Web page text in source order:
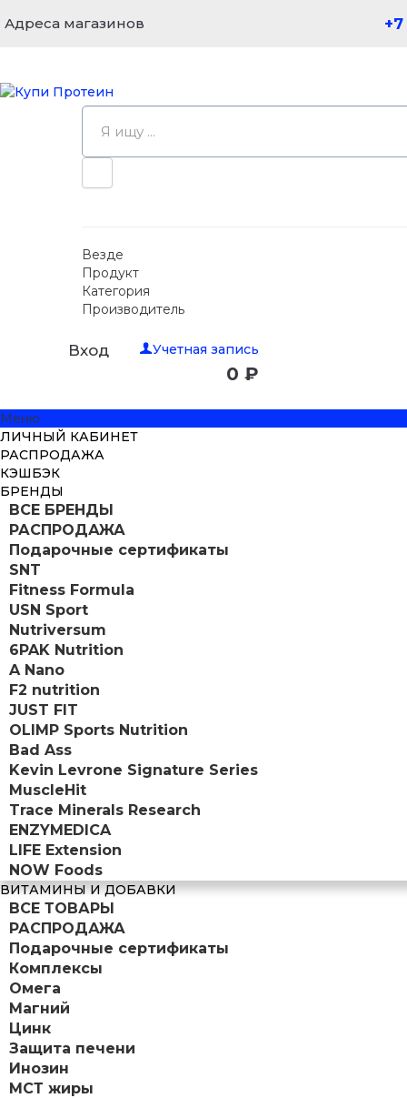
Адреса магазинов
Везде
Продукт
Категория
Производитель
Вход Учетная запись
0 ₽
Меню
ЛИЧНЫЙ КАБИНЕТ
РАСПРОДАЖА
КЭШБЭК
БРЕНДЫ
ВСЕ БРЕНДЫ
РАСПРОДАЖА
Подарочные сертификаты
SNT
Fitness Formula
USN Sport
Nutriversum
6PAK Nutrition
A Nano
F2 nutrition
JUST FIT
OLIMP Sports Nutrition
Bad Ass
Kevin Levrone Signature Series
MuscleHit
Trace Minerals Research
ENZYMEDICA
LIFE Extension
NOW Foods
ВИТАМИНЫ И ДОБАВКИ
ВСЕ ТОВАРЫ
РАСПРОДАЖА
Подарочные сертификаты
Комплексы
Омега
Магний
Цинк
Защита печени
Инозин
МСТ жиры